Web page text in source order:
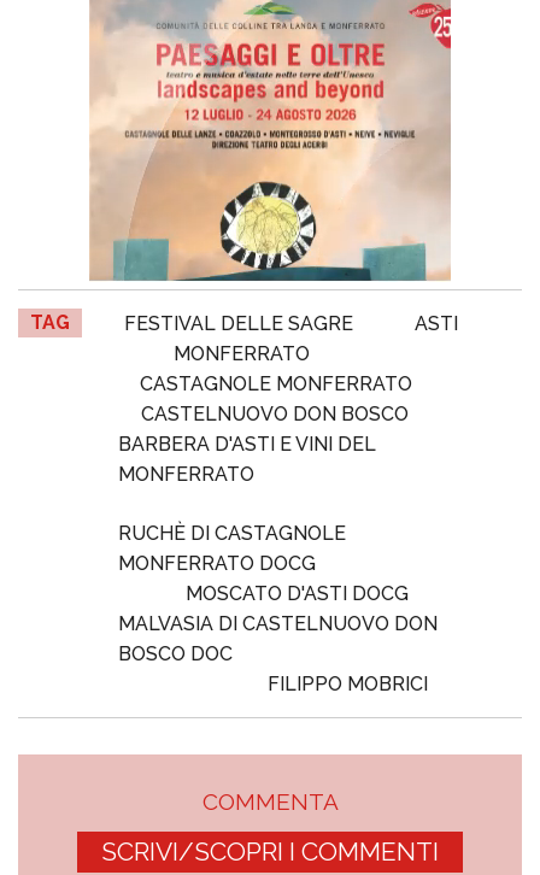
TAG FESTIVAL DELLE SAGRE
ASTI
MONFERRATO
CASTAGNOLE MONFERRATO
CASTELNUOVO DON BOSCO
BARBERA D'ASTI E VINI DEL
MONFERRATO
RUCHÈ DI CASTAGNOLE
MONFERRATO DOCG
MOSCATO D'ASTI DOCG
MALVASIA DI CASTELNUOVO DON
BOSCO DOC
FILIPPO MOBRICI
COMMENTA
SCRIVI/SCOPRI I COMMENTI